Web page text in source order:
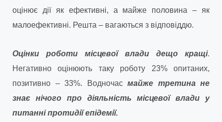
оцінює дії як ефективні, а майже половина – як
малоефективні. Решта – вагаються з відповіддю.
Оцінки роботи місцевої влади дещо кращі.
Негативно оцінюють таку роботу 23% опитаних,
позитивно – 33%. Водночас майже третина не
знає нічого про діяльність місцевої влади у
питанні протидії епідемії.